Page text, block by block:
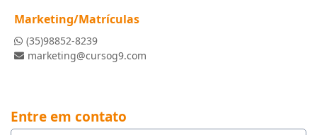
Marketing/Matrículas
(35)98852-8239
marketing@cursog9.com
Entre em contato